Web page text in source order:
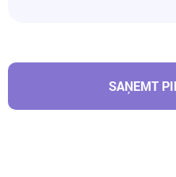
SAŅEMT